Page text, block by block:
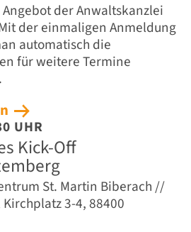
Angebot der Anwaltskanzlei
der einmaligen Anmeldung
automatisch die
für weitere Termine
UHR
Kick-Off
St. Martin Biberach //
3-4, 88400